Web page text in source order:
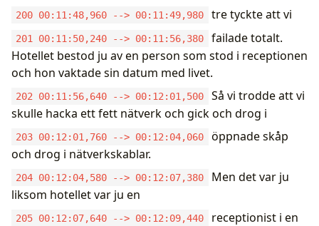
200 00:11:48,960 --> 00:11:49,980 tre tyckte att vi
201 00:11:50,240 --> 00:11:56,380
failade totalt.
Hotellet bestod ju av en person som stod i receptionen
och hon vaktade sin datum med livet.
202 00:11:56,640 --> 00:12:01,500
Så vi trodde att vi
skulle hacka ett fett nätverk och gick och drog i
203 00:12:01,760 --> 00:12:04,060
öppnade skåp
och drog i nätverkskablar.
204 00:12:04,580 --> 00:12:07,380
Men det var ju
liksom hotellet var ju en
205 00:12:07,640 --> 00:12:09,440
receptionist i en